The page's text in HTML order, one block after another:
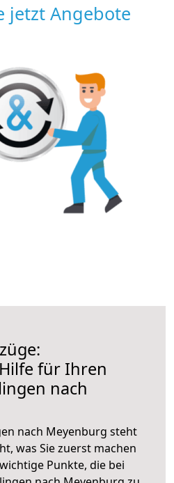
jetzt Angebote
für Ihren
nach
nach Meyenburg steht
was Sie zuerst machen
Punkte, die bei